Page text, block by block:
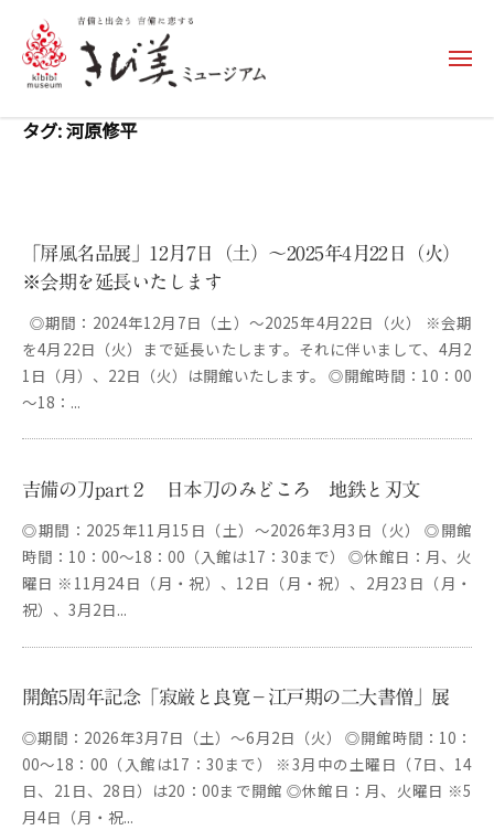
き
び
ュ
ー
ジ
ア
ム
–
b
i
b
i
m
u
e
u
m
–
メ
ー
タグ:河原修平
「屏風名品展」12月7日（土）～2025年4月22日（火）
※会期を延長いたします
◎期間：2024年12月7日（土）～2025年4月22日（火） ※会期
を4月22日（火）まで延長いたします。それに伴いまして、4月2
1日（月）、22日（火）は開館いたします。 ◎開館時間：10：00
～18：...
吉備の刀part２ 日本刀のみどころ 地鉄と刃文
◎期間：2025年11月15日（土）～2026年3月3日（火） ◎開館
時間：10：00～18：00（入館は17：30まで） ◎休館日：月、火
曜日 ※11月24日（月・祝）、12日（月・祝）、2月23日（月・
祝）、3月2日...
開館5周年記念「寂厳と良寛－江戸期の二大書僧」展
◎期間：2026年3月7日（土）～6月2日（火） ◎開館時間：10：
00～18：00（入館は17：30まで） ※3月中の土曜日（7日、14
日、21日、28日）は20：00まで開館 ◎休館日：月、火曜日 ※5
月4日（月・祝...